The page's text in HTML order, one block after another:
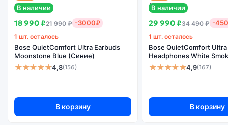
В наличии
18 990 ₽21 990 ₽ -3000₽
1 шт. осталось
Bose QuietComfort Ultra Earbuds
Moonstone Blue (Синие)
★★★★★4,8(156)
В корзину
В наличии
29 990 ₽34 490 ₽ -
1 шт. осталось
Bose QuietComfort Ultra
Headphones White
★★★★★4,9(167)
В корзину